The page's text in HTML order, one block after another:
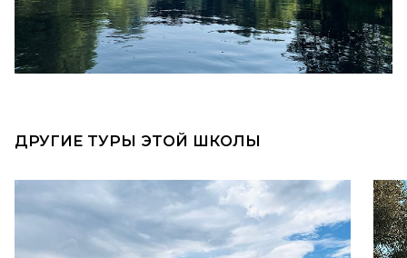
ДРУГИЕ ТУРЫ ЭТОЙ ШКОЛЫ